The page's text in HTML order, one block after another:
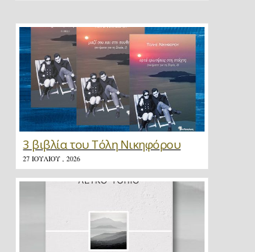
3 βιβλία του Τόλη Νικηφόρου
27 ΙΟΥΛΊΟΥ , 2026